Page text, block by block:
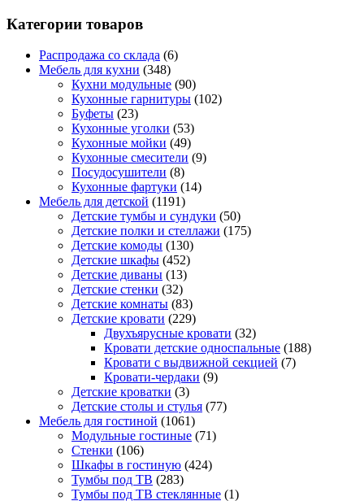
Категории товаров
Распродажа со склада (6)
Мебель для кухни (348)
Кухни модульные (90)
Кухонные гарнитуры (102)
Буфеты (23)
Кухонные уголки (53)
Кухонные мойки (49)
Кухонные смесители (9)
Посудосушители (8)
Кухонные фартуки (14)
Мебель для детской (1191)
Детские тумбы и сундуки (50)
Детские полки и стеллажи (175)
Детские комоды (130)
Детские шкафы (452)
Детские диваны (13)
Детские стенки (32)
Детские комнаты (83)
Детские кровати (229)
Двухъярусные кровати (32)
Кровати детские односпальные (188)
Кровати с выдвижной секцией (7)
Кровати-чердаки (9)
Детские кроватки (3)
Детские столы и стулья (77)
Мебель для гостиной (1061)
Модульные гостиные (71)
Стенки (106)
Шкафы в гостиную (424)
Тумбы под ТВ (283)
Тумбы под ТВ стеклянные (1)